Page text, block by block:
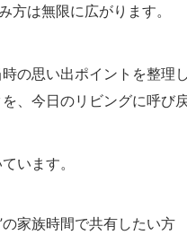
方は無限に広がります。
の思い出ポイントを整理
、今日のリビングに呼び
います。
家族時間で共有したい方